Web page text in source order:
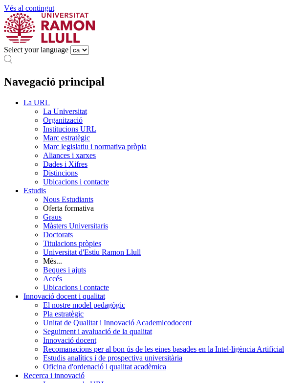
Vés al contingut
Select your language
Navegació principal
La URL
La Universitat
Organització
Institucions URL
Marc estratègic
Marc legislatiu i normativa pròpia
Aliances i xarxes
Dades i Xifres
Distincions
Ubicacions i contacte
Estudis
Nous Estudiants
Oferta formativa
Graus
Màsters Universitaris
Doctorats
Titulacions pròpies
Universitat d'Estiu Ramon Llull
Més...
Beques i ajuts
Accés
Ubicacions i contacte
Innovació docent i qualitat
El nostre model pedagògic
Pla estratègic
Unitat de Qualitat i Innovació Academicodocent
Seguiment i avaluació de la qualitat
Innovació docent
Recomanacions per al bon ús de les eines basades en la Intel·ligència Artificial
Estudis analítics i de prospectiva universitària
Oficina d'ordenació i qualitat acadèmica
Recerca i innovació